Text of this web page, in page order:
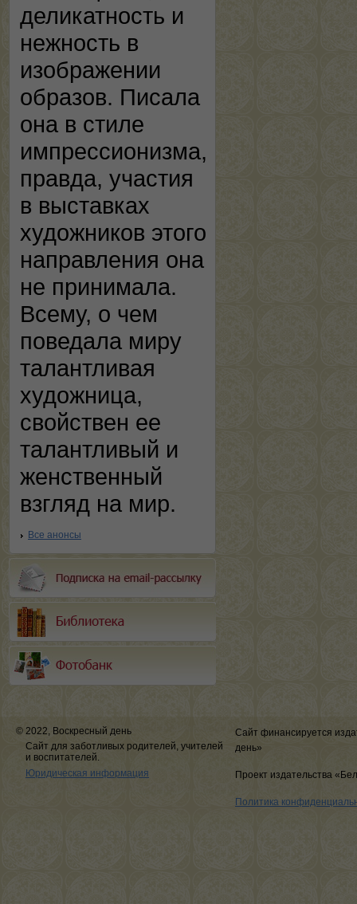
деликатность и
нежность в
изображении
образов. Писала
она в стиле
импрессионизма,
правда, участия
в выставках
художников этого
направления она
не принимала.
Всему, о чем
поведала миру
талантливая
художница,
свойствен ее
талантливый и
женственный
взгляд на мир.
Все анонсы
© 2022, Воскресный день
Сайт для заботливых родителей, учителей
и воспитателей.
Юридическая информация
Сайт финансируется
день»
Проект издательства
Политика